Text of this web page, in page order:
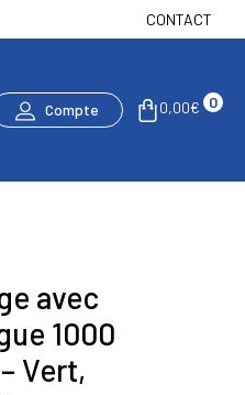
CONTACT
Compte 0,00€ 0
avec
1000
Vert,